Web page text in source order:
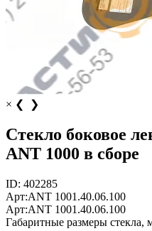
× ❮ ❯
Стекло боковое
ANT 1000 в сборе
ID: 402285
Арт:ANT 1001.40.06.100
Арт:ANT 1001.40.06.100
Габаритные размеры стекла,